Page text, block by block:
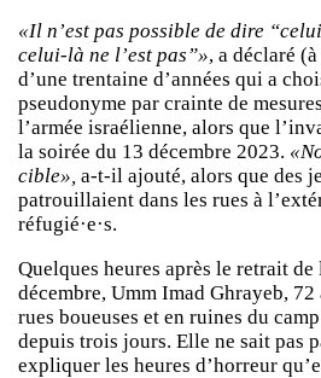
«Il n’est pas possible de dire
celui-là ne l’est pas”», a déclaré
d’une trentaine d’années qui a
pseudonyme par crainte de
l’armée israélienne, alors que
la soirée du 13 décembre 2023.
cible», a-t-il ajouté, alors que des
patrouillaient dans les rues à
réfugié·e·s.
Quelques heures après le retrait de
décembre, Umm Imad Ghrayeb, 72
rues boueuses et en ruines du
depuis trois jours. Elle ne sait pas
expliquer les heures d’horreur